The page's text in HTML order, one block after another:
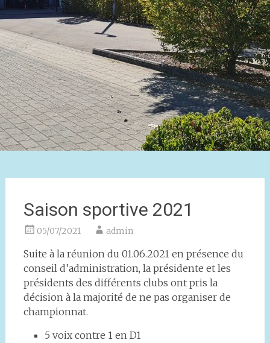
Saison sportive 2021
05/07/2021 admin
Suite à la réunion du 01.06.2021 en présence du
conseil d’administration, la présidente et les
présidents des différents clubs ont pris la
décision à la majorité de ne pas organiser de
championnat.
5 voix contre 1 en D1